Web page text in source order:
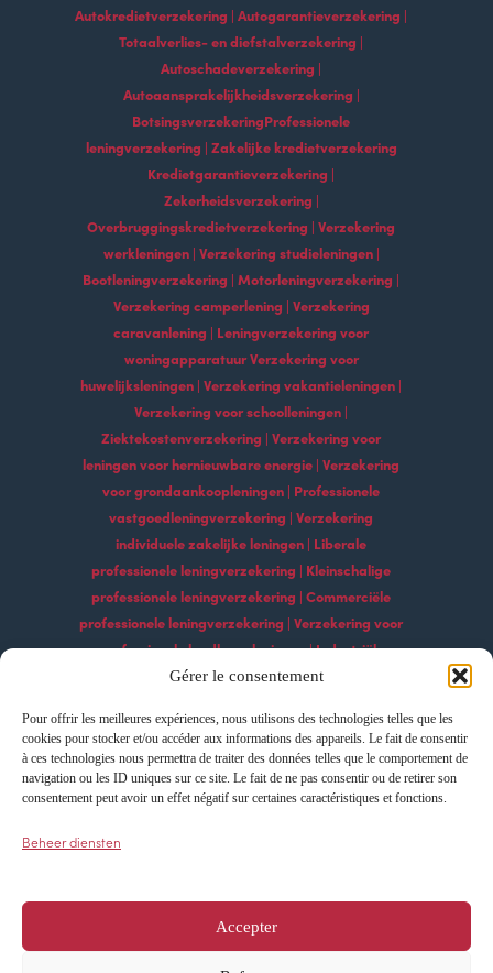
Gérer le consentement
Pour offrir les meilleures expériences, nous utilisons des technologies telles que les
cookies pour stocker et/ou accéder aux informations des appareils. Le fait de consentir
à ces technologies nous permettra de traiter des données telles que le comportement de
navigation ou les ID uniques sur ce site. Le fait de ne pas consentir ou de retirer son
consentement peut avoir un effet négatif sur certaines caractéristiques et fonctions.
Beheer diensten
Accepter
Autokredietverzekering | Autogarantieverzekering |
Totaalverlies- en diefstalverzekering |
Autoschadeverzekering |
Autoaansprakelijkheidsverzekering |
BotsingsverzekeringProfessionele
leningverzekering | Zakelijke kredietverzekering
Kredietgarantieverzekering |
Zekerheidsverzekering |
Overbruggingskredietverzekering | Verzekering
werkleningen | Verzekering studieleningen |
Bootleningverzekering | Motorleningverzekering |
Verzekering camperlening | Verzekering
caravanlening | Leningverzekering voor
woningapparatuur Verzekering voor
huwelijksleningen | Verzekering vakantieleningen |
Verzekering voor schoolleningen |
Ziektekostenverzekering | Verzekering voor
leningen voor hernieuwbare energie | Verzekering
voor grondaankoopleningen | Professionele
vastgoedleningverzekering | Verzekering
individuele zakelijke leningen | Liberale
professionele leningverzekering | Kleinschalige
professionele leningverzekering | Commerciële
professionele leningverzekering | Verzekering voor
professionele landbouwleningen | Industriële
professionele leningverzekering | Professionele
leningverzekeringsdiensten | Professionele
technologische leningverzekering Professionele
exportleningverzekering | Professionele
leningverzekering importeren | Leningverzekering